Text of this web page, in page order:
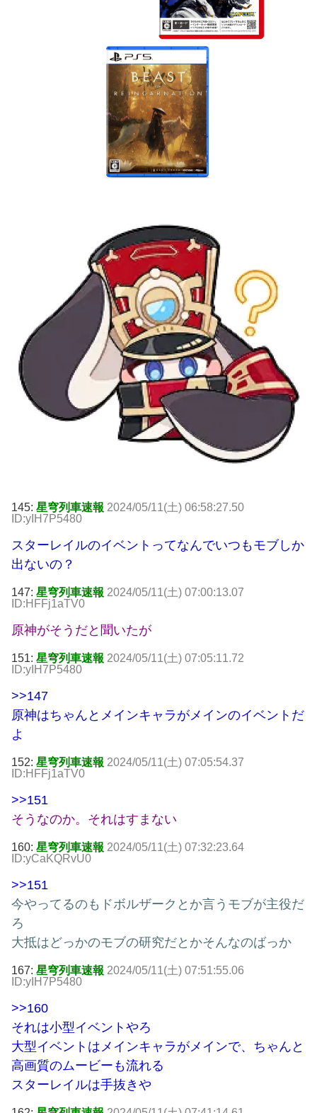
145: 星穹列車速報 2024/05/11(土) 06:58:27.50
ID:yIH7P5480
スターレイルのイベントってなんでいつもモブしか
出ないの？
147: 星穹列車速報 2024/05/11(土) 07:00:13.07
ID:HFFj1aTV0
原神がそうだと聞いたが
151: 星穹列車速報 2024/05/11(土) 07:05:11.72
ID:yIH7P5480
>>147
原神はちゃんとメインキャラがメインのイベントだ
よ
152: 星穹列車速報 2024/05/11(土) 07:05:54.37
ID:HFFj1aTV0
>>151
そうなのか。それはすまない
160: 星穹列車速報 2024/05/11(土) 07:32:23.64
ID:yCaKQRvU0
>>151
今やってるのもドボルザークとか言うモブが主役だ
ろ
大抵はどっかのモブの研究だとかそんなのばっか
167: 星穹列車速報 2024/05/11(土) 07:51:55.06
ID:yIH7P5480
>>160
それは小型イベントやろ
大型イベントはメインキャラがメインで、ちゃんと
高画質のムービーも流れる
スターレイルは手抜きや